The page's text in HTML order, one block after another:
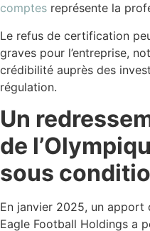
comptes représente la
Le refus de certification
graves pour l’entreprise,
crédibilité auprès des
régulation.
Un
de
sous
En janvier 2025, un apport
Eagle Football Holdings a